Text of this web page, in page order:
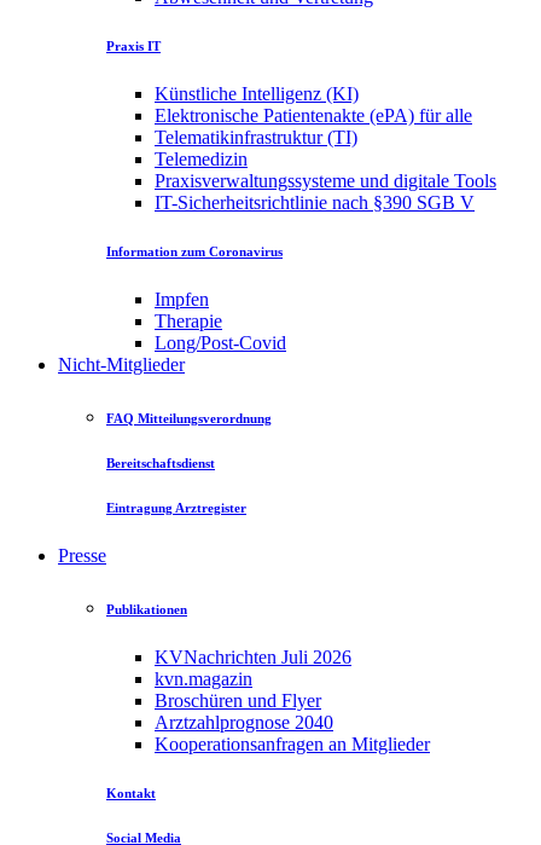
Praxis IT
Künstliche Intelligenz (KI)
Elektronische Patientenakte (ePA) für alle
Telematikinfrastruktur (TI)
Telemedizin
Praxisverwaltungssysteme und digitale Tools
IT-Sicherheitsrichtlinie nach §390 SGB V
Information zum Coronavirus
Impfen
Therapie
Long/Post-Covid
Nicht-Mitglieder
FAQ Mitteilungsverordnung
Bereitschaftsdienst
Eintragung Arztregister
Presse
Publikationen
KVNachrichten Juli 2026
kvn.magazin
Broschüren und Flyer
Arztzahlprognose 2040
Kooperationsanfragen an Mitglieder
Kontakt
Social Media